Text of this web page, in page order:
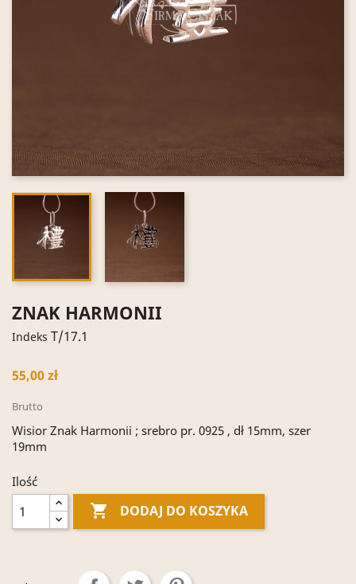
ZNAK HARMONII
Indeks T/17.1
55,00 zł
Brutto
Wisior Znak Harmonii ; srebro pr. 0925 , dł 15mm, szer
19mm
Ilość
 DODAJ DO KOSZYKA